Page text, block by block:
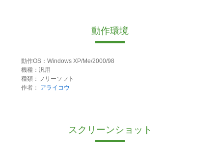
動作環境
動作OS：Windows XP/Me/2000/98
機種：汎用
種類：フリーソフト
作者：
アライコウ
スクリーンショット